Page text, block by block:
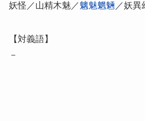
妖怪／山精木魅／ 魑魅魍魎 ／妖異
【対義語】
－